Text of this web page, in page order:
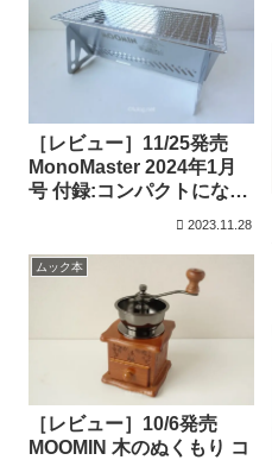
［レビュー］11/25発売
MonoMaster 2024年1月
号 付録:コンパクトにな
る、ムーミン本格グリル
2023.11.28
ムック本
［レビュー］10/6発売
MOOMIN 木のぬくもり コ